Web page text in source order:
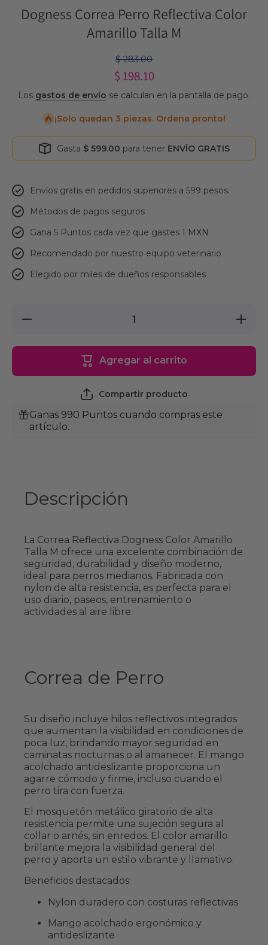
Dogness Correa Perro Reflectiva Color
Amarillo Talla M
$ 283.00
$ 198.10
Los gastos de envío se calculan en la pantalla de pago.
¡Solo quedan 3 piezas. Ordena pronto!
Gasta $ 599.00 para tener ENVÍO GRATIS
Envíos gratis en pedidos superiores a 599 pesos.
Métodos de pagos seguros
Gana 5 Puntos cada vez que gastes 1 MXN
Recomendado por nuestro equipo veterinario
Elegido por miles de dueños responsables
Reducir
Aumentar
cantidad
Correa
Agregar al carrito
Compartir producto
Ganas 990 Puntos cuando compras este
artículo.
Descripción
La Correa Reflectiva Dogness Color Amarillo
Talla M ofrece una excelente combinación de
seguridad, durabilidad y diseño moderno,
ideal para perros medianos. Fabricada con
nylon de alta resistencia, es perfecta para el
uso diario, paseos, entrenamiento o
actividades al aire libre.
Correa de Perro
Su diseño incluye hilos reflectivos integrados
que aumentan la visibilidad en condiciones de
poca luz, brindando mayor seguridad en
caminatas nocturnas o al amanecer. El mango
acolchado antideslizante proporciona un
agarre cómodo y firme, incluso cuando el
perro tira con fuerza.
El mosquetón metálico giratorio de alta
resistencia permite una sujeción segura al
collar o arnés, sin enredos. El color amarillo
brillante mejora la visibilidad general del
perro y aporta un estilo vibrante y llamativo.
Beneficios destacados:
Nylon duradero con costuras reflectivas
Mango acolchado ergonómico y
antideslizante